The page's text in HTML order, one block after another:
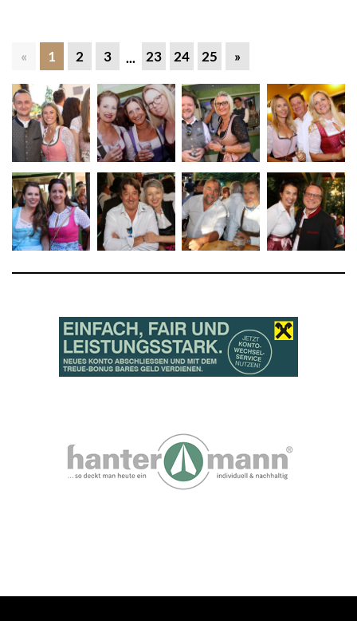
« 1 2 3 ... 23 24 25 »